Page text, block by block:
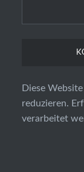
Diese
reduzieren.
verarbeitet